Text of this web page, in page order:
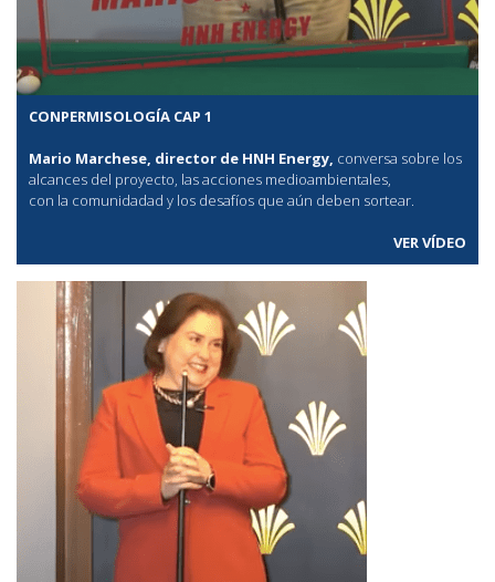
CONPERMISOLOGÍA CAP 1
Mario Marchese, director de HNH Energy, conversa sobre los
alcances del proyecto, las acciones medioambientales,
con la comunidadad y los desafíos que aún deben sortear.
VER VÍDEO